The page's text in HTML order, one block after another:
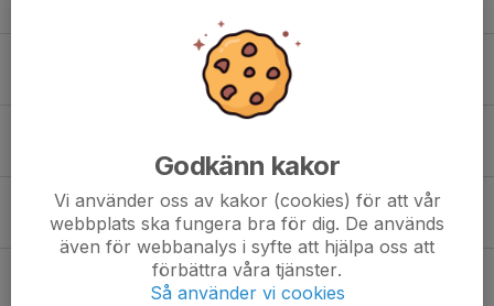
0
25 apr, 18:44 0
3:e plats
23 mar, 20:01 0
Blek insats i semi
22 mar, 14:46 0
Godkänn kakor
Vi använder oss av kakor (cookies) för att vår
webbplats ska fungera bra för dig. De används
även för webbanalys i syfte att hjälpa oss att
förbättra våra tjänster.
Så använder vi cookies